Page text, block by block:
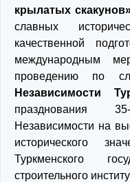
крылатых
славных
качественной
международным
проведению по
Независимости
празднования
Независимости на
исторического
Туркменского
строительного